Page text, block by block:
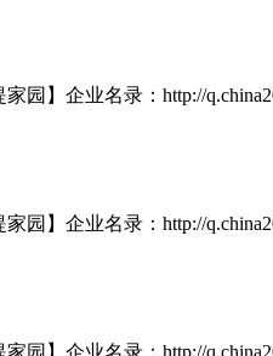
】企业名录：http://
】企业名录：http://
】企业名录：http://